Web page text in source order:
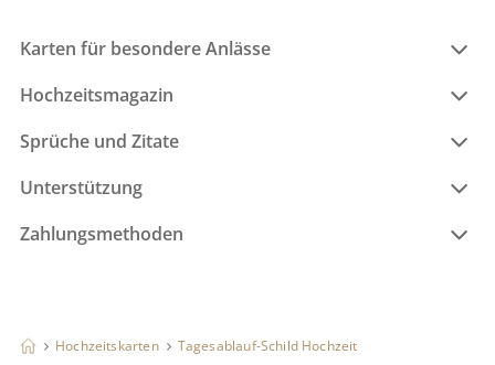
Karten für besondere Anlässe
Hochzeitsmagazin
Sprüche und Zitate
Unterstützung
Zahlungsmethoden
Hochzeitskarten Tagesablauf-Schild Hochzeit